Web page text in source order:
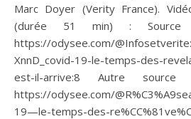
Marc Doyer (Verity France).
(durée 51 min) : Source
https://odysee.com/
XnnD_covid-19-le-temps-des-
est-il-arrive:8 Autre
https://odysee.com/
19—le-temps-des-